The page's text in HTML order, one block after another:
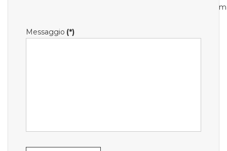
Messaggio (*)